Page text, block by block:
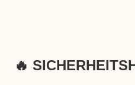
🔥